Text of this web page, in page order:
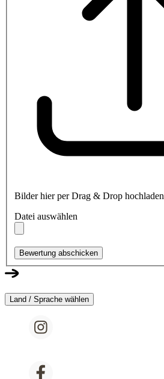
Bilder hier per Drag & Drop hochladen
Datei auswählen
Bewertung abschicken
Land / Sprache wählen